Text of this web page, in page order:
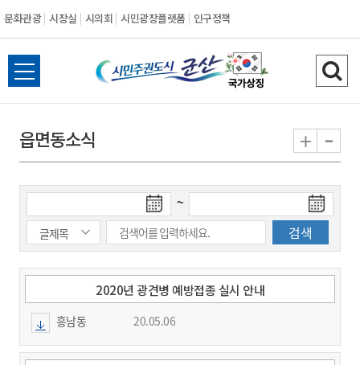
문화관광 시장실 시의회 시민광장플랫폼 인구정책
시
민
권
도
시
군
산
전
체
뉴
열
검
색
기
읍면동소식 + -
색
시
일
~
색
종
일
2020년 광견병 예방접종 실시 안내
흥남동 20.05.06